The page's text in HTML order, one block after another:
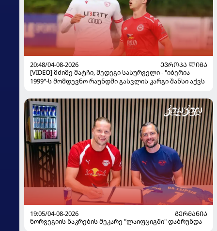
20:48/04-08-2026
ᲔᲕᲠᲝᲞᲐ ᲚᲘᲒᲐ
[VIDEO] მძიმე მატჩი, შედეგი სასურველი - "იბერია
1999"-ს მომდევნო რაუნდში გასვლის კარგი შანსი აქვს
19:05/04-08-2026
ᲒᲔᲠᲛᲐᲜᲘᲐ
ნორვეგიის ნაკრების მეკარე "ლაიფციგში" დაბრუნდა